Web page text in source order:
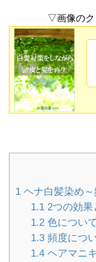
▽画像のク
1 ヘナ白髪染め
1.12つの効果
1.2色について
1.3頻度につ
1.4ヘアマニ